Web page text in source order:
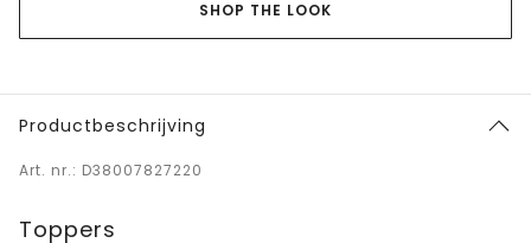
SHOP THE LOOK
Productbeschrijving
Art. nr.: D38007827220
Toppers